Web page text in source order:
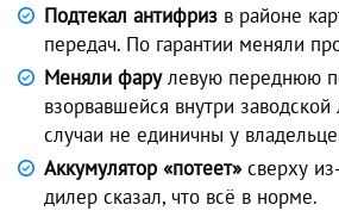
Подтекал антифриз в районе
передач. По гарантии меняли
Меняли фарулевую переднюю
взорвавшейся внутри заводской
случаи не единичны у
Аккумулятор «потеет» сверху
дилер сказал, что всё в норме.